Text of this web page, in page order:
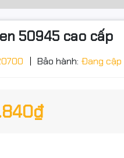
50945 cao cấp
Bảo hành: Đang cập
sản phẩm để nhận thêm